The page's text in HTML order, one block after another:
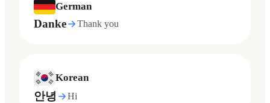
German
Danke Thank you
Korean
안녕 Hi